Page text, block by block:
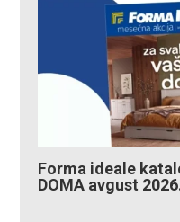
Forma ideale
DOMA avgust